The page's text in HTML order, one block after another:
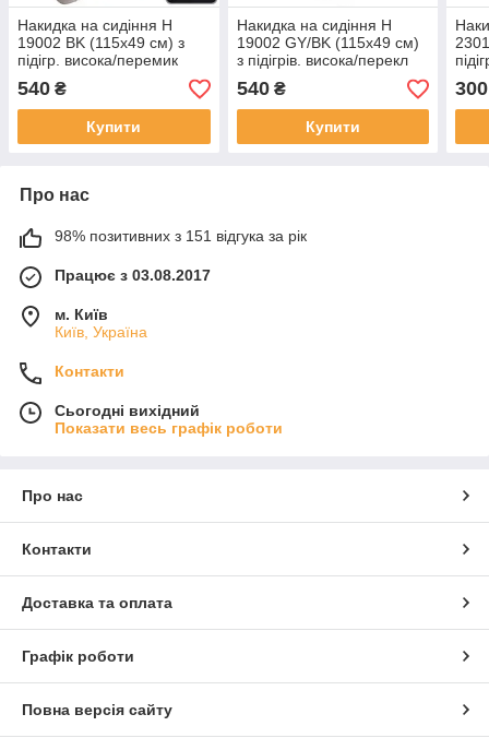
Накидка на сидіння H
19002 BK (115x49 см) з
підігр. висока/перемик
540 ₴
Купити
Накидка на сидіння H
19002 GY/BK (115x49 см)
з підігрів. висока/перекл
540₴
Купити
300
Про нас
98% позитивних з 151 відгука за рік
Працює з 03.08.2017
м. Київ
Київ, Україна
Контакти
Сьогодні вихідний
Показати весь графік роботи
Про нас
Контакти
Доставка та оплата
Графік роботи
Повна версія сайту